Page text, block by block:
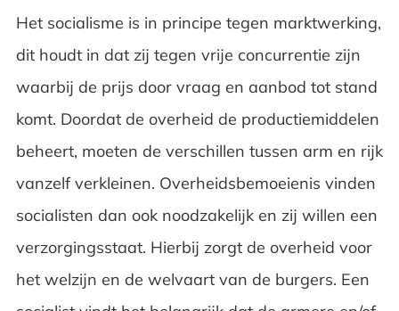
Het socialisme is in principe tegen marktwerking,
dit houdt in dat zij tegen vrije concurrentie zijn
waarbij de prijs door vraag en aanbod tot stand
komt. Doordat de overheid de productiemiddelen
beheert, moeten de verschillen tussen arm en rijk
vanzelf verkleinen. Overheidsbemoeienis vinden
socialisten dan ook noodzakelijk en zij willen een
verzorgingsstaat. Hierbij zorgt de overheid voor
het welzijn en de welvaart van de burgers. Een